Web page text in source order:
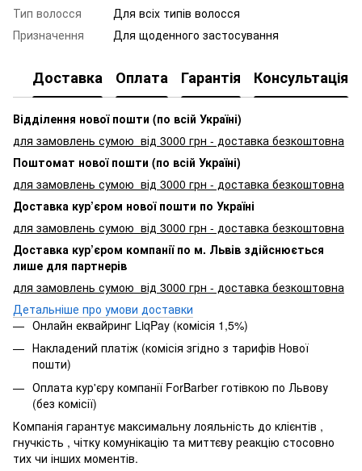
Тип волосся
Для всіх типів волосся
Призначення
Для щоденного застосування
Доставка Оплата Гарантія Консультація
Відділення нової пошти (по всій Україні)
для замовлень сумою від 3000 грн - доставка безкоштовна
Поштомат нової пошти (по всій Україні)
для замовлень сумою від 3000 грн - доставка безкоштовна
Доставка кур’єром нової пошти по Україні
для замовлень сумою від 3000 грн - доставка безкоштовна
Доставка кур’єром компанії по м. Львів здійснюється
лише для партнерів
для замовлень сумою від 3000 грн - доставка безкоштовна
Детальніше про умови доставки
Онлайн еквайринг LiqPay (комісія 1,5%)
Накладений платіж (комісія згідно з тарифів Нової
пошти)
Оплата кур'єру компанії ForBarber готівкою по Львову
(без комісії)
Компанія гарантує максимальну лояльність до клієнтів ,
гнучкість , чітку комунікацію та миттєву реакцію стосовно
тих чи інших моментів.